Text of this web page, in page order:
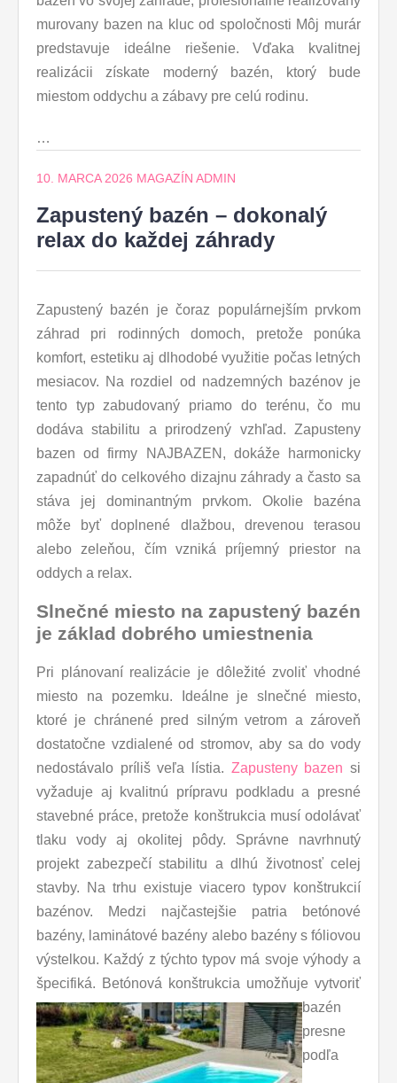
murovany bazen na kluc od spoločnosti Môj murár
predstavuje ideálne riešenie. Vďaka kvalitnej
realizácii získate moderný bazén, ktorý bude
miestom oddychu a zábavy pre celú rodinu.
…
10. MARCA 2026 MAGAZÍN ADMIN
Zapustený bazén – dokonalý
relax do každej záhrady
Zapustený bazén je čoraz populárnejším prvkom
záhrad pri rodinných domoch, pretože ponúka
komfort, estetiku aj dlhodobé využitie počas letných
mesiacov. Na rozdiel od nadzemných bazénov je
tento typ zabudovaný priamo do terénu, čo mu
dodáva stabilitu a prirodzený vzhľad. Zapusteny
bazen od firmy NAJBAZEN, dokáže harmonicky
zapadnúť do celkového dizajnu záhrady a často sa
stáva jej dominantným prvkom. Okolie bazéna
môže byť doplnené dlažbou, drevenou terasou
alebo zeleňou, čím vzniká príjemný priestor na
oddych a relax.
Slnečné miesto na zapustený bazén
je základ dobrého umiestnenia
Pri plánovaní realizácie je dôležité zvoliť vhodné
miesto na pozemku. Ideálne je slnečné miesto,
ktoré je chránené pred silným vetrom a zároveň
dostatočne vzdialené od stromov, aby sa do vody
nedostávalo príliš veľa lístia. Zapusteny bazen si
vyžaduje aj kvalitnú prípravu podkladu a presné
stavebné práce, pretože konštrukcia musí odolávať
tlaku vody aj okolitej pôdy. Správne navrhnutý
projekt zabezpečí stabilitu a dlhú životnosť celej
stavby. Na trhu existuje viacero typov konštrukcií
bazénov. Medzi najčastejšie patria betónové
bazény, laminátové bazény alebo bazény s fóliovou
výstelkou. Každý z týchto typov má svoje výhody a
špecifiká. Betónová konštrukcia umožňuje vytvoriť
bazén
presne
podľa